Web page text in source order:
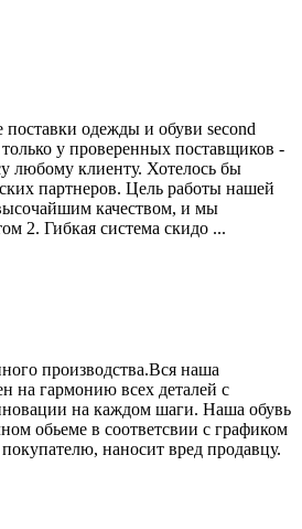
одежды и обуви second
у проверенных поставщиков -
любому клиенту. Хотелось бы
партнеров. Цель работы нашей
качеством, и мы
2. Гибкая система скидо ...
производства.Вся наша
на гармонию всех деталей с
на каждом шаги. Наша обувь
обьеме в соответсвии с графиком
наносит вред продавцу.